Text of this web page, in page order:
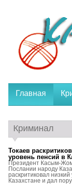
Главная
Криминал
Токаев
уровень пенсий в
Президент Касым-
Послании народу
раскритиковал
Казахстане и дал